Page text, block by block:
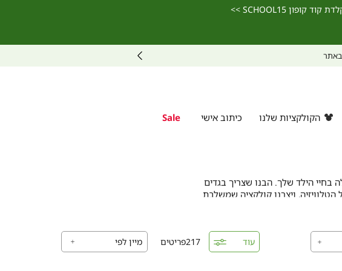
באתר
הקולקציות שלנו כיתוב אישי Sale
בחיי הילד שלך. הבנו שצריך בגדים
ויצרנו קולקציה שמשלבת
כדי לעמוד בסטנדרטים הגבוהים
עם בדים רכים ונעימים כמו כותנה
עוד 217פריטים